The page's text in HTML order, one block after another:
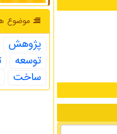
موضوع
پژوهش
توسعه
ساخت